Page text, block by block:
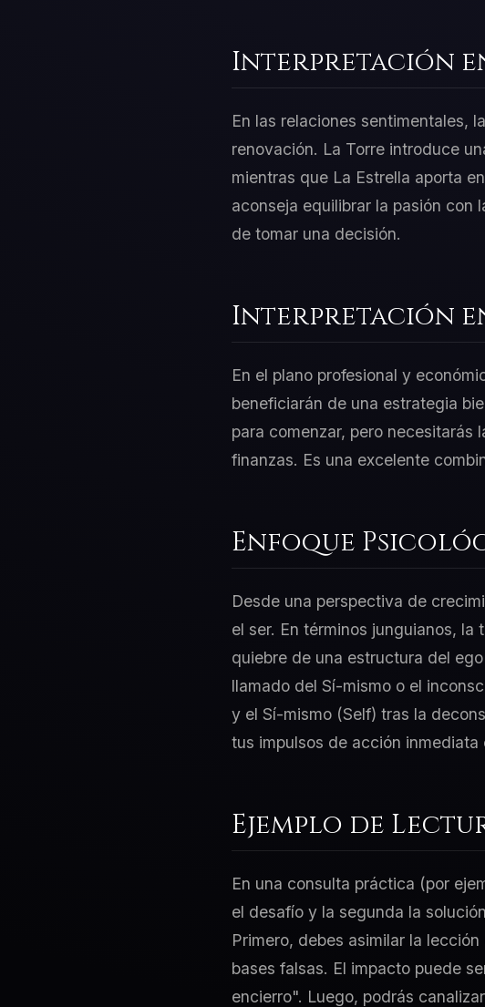
Interpretación
En las relaciones sentimentales,
renovación. La Torre introduce
mientras que La Estrella aporta
aconseja equilibrar la pasión con
de tomar una decisión.
Interpretación
En el plano profesional y
beneficiarán de una estrategia
para comenzar, pero necesitarás
finanzas. Es una excelente
Enfoque
Desde una perspectiva de
el ser. En términos junguianos,
quiebre de una estructura del
llamado del Sí-mismo o el
y el Sí-mismo (Self) tras la
tus impulsos de acción
Ejemplo de
En una consulta práctica (por
el desafío y la segunda la
Primero, debes asimilar la
bases falsas. El impacto puede
encierro". Luego, podrás